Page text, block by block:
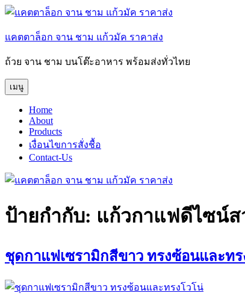
ข้าม
ยัง
บทความ
แคตตาล็อก จาน ชาม แก้วมัค ราคาส่ง
ถ้วย จาน ชาม บนโต๊ะอาหาร พร้อมส่งทั่วไทย
เมนู
Home
About
Products
เงื่อนไขการสั่งชื้อ
Contact-Us
ป้ายกำกับ: แก้วกาแฟดีไซน์ส
ชุดกาแฟเซรามิกสีขาว ทรงซ้อนและทร